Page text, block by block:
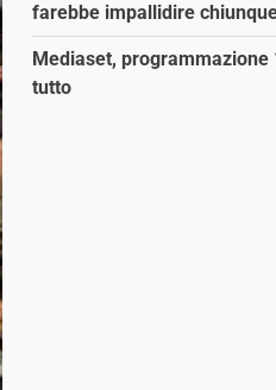
farebbe impallidire
Mediaset, programmazione
tutto